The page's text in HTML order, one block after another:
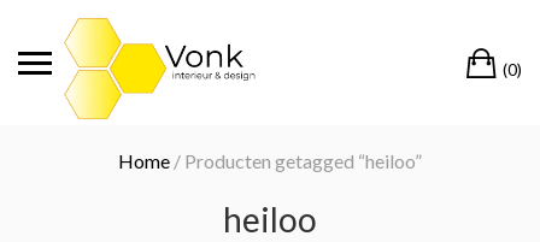
(0)
Home / Producten getagged “heiloo”
heiloo